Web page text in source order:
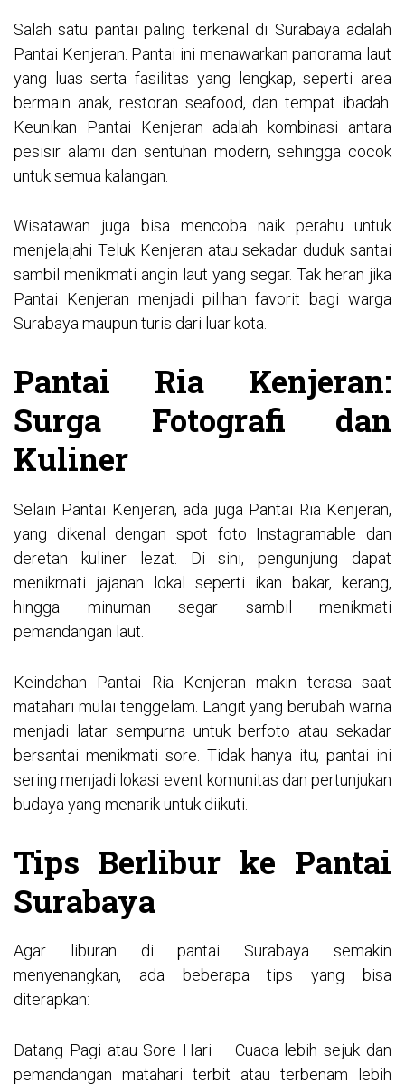
Salah satu pantai paling terkenal di Surabaya adalah
Pantai Kenjeran. Pantai ini menawarkan panorama laut
yang luas serta fasilitas yang lengkap, seperti area
bermain anak, restoran seafood, dan tempat ibadah.
Keunikan Pantai Kenjeran adalah kombinasi antara
pesisir alami dan sentuhan modern, sehingga cocok
untuk semua kalangan.
Wisatawan juga bisa mencoba naik perahu untuk
menjelajahi Teluk Kenjeran atau sekadar duduk santai
sambil menikmati angin laut yang segar. Tak heran jika
Pantai Kenjeran menjadi pilihan favorit bagi warga
Surabaya maupun turis dari luar kota.
Pantai Ria Kenjeran:
Surga Fotografi dan
Kuliner
Selain Pantai Kenjeran, ada juga Pantai Ria Kenjeran,
yang dikenal dengan spot foto Instagramable dan
deretan kuliner lezat. Di sini, pengunjung dapat
menikmati jajanan lokal seperti ikan bakar, kerang,
hingga minuman segar sambil menikmati
pemandangan laut.
Keindahan Pantai Ria Kenjeran makin terasa saat
matahari mulai tenggelam. Langit yang berubah warna
menjadi latar sempurna untuk berfoto atau sekadar
bersantai menikmati sore. Tidak hanya itu, pantai ini
sering menjadi lokasi event komunitas dan pertunjukan
budaya yang menarik untuk diikuti.
Tips Berlibur ke Pantai
Surabaya
Agar liburan di pantai Surabaya semakin
menyenangkan, ada beberapa tips yang bisa
diterapkan:
Datang Pagi atau Sore Hari – Cuaca lebih sejuk dan
pemandangan matahari terbit atau terbenam lebih